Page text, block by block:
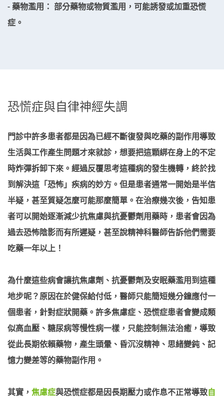
- 藥物濫用： 部分藥物或物質濫用，可能誘發或加重恐慌
症。
恐慌症與自律神經失調
門診中許多患者都是因為已經不斷復發與吃藥的副作用導致
生活與工作產生問題才來就診，想要把這顆綁在身上的不定
時炸彈拆卸下來。經過反覆思考這種病的發生機轉，終於找
到解決這「恐怖」疾病的妙方。但是患者通常一開始是半信
半疑，甚至質疑怎麼可能那麼簡單。在治療幾次後，告知患
者可以開始逐漸減少抗焦慮與抗憂鬱劑用藥時，患者會因為
過去恐怖陰影而有所遲疑，甚至說精神科醫師告訴他們需要
吃藥一年以上！
為什麼這些病會讓抗焦慮劑、抗憂鬱劑及安眠藥濫用到這種
地步呢？原因在於健保給付低，醫師只能簡短幾分鐘應付一
個患者，針對症狀開藥。許多焦慮症、恐慌症患者會變成類
似高血壓、糖尿病等慢性病一樣，只能控制無法治癒，導致
從此長期依賴藥物，產生頭暈、昏沉沒精神、思緒變鈍、記
憶力變差等的藥物副作用。
其實， 焦慮症與恐慌症都是因長期壓力或作息不正常導致自